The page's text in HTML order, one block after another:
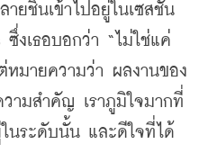
ยชิ้นเข้าไปอยู่ในเซสชั่น
ซึ่งเธอบอกว่า “ไม่ใช่แค่
หมายความว่า ผลงานของ
ามสำคัญ เราภูมิใจมากที่
นระดับนั้น และดีใจที่ได้